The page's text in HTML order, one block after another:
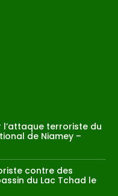
l’attaque terroriste du
de Niamey –
contre des
du Lac Tchad le